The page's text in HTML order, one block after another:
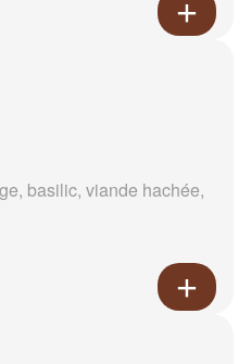
basilic, viande hachée,